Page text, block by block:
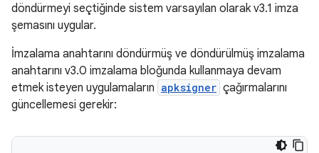
döndürmeyi seçtiğinde sistem varsayılan olarak v3.1 imza
şemasını uygular.
İmzalama anahtarını döndürmüş ve döndürülmüş imzalama
anahtarını v3.0 imzalama bloğunda kullanmaya devam
etmek isteyen uygulamaların apksigner çağırmalarını
güncellemesi gerekir: